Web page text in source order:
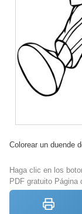
Colorear un duende
Haga clic en los
PDF gratuito Página